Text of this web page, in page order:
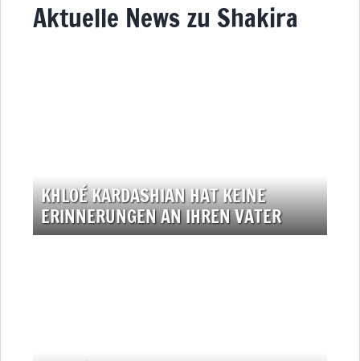
Aktuelle News zu Shakira
KHLOÉ KARDASHIAN HAT KEINE
ERINNERUNGEN AN IHREN VATER